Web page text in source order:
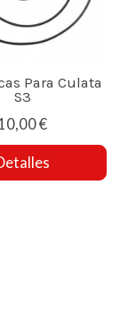
Para Culata
S3
€